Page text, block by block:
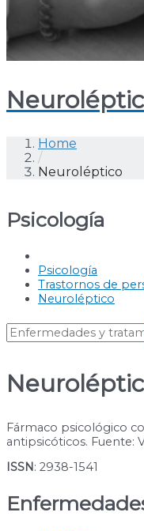
Home
/
Neuroléptico
Psicología
Psicología
Trastornos de
Neuroléptico
Fármaco psicológico
antipsicóticos. Fuente:
ISSN: 2938-1541